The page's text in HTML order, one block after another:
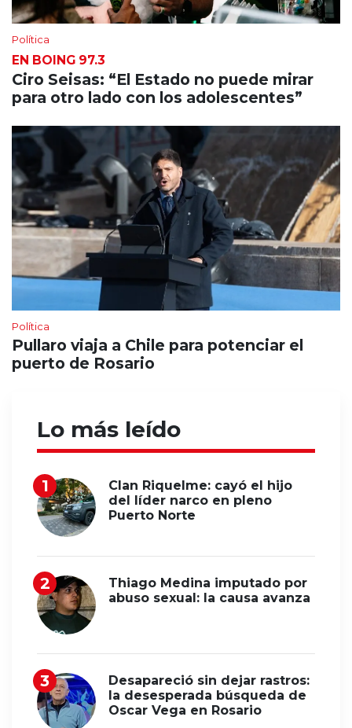
Política
EN BOING 97.3
Ciro Seisas: “El Estado no puede mirar
para otro lado con los adolescentes”
Política
Pullaro viaja a Chile para potenciar el
puerto de Rosario
Lo más leído
Clan Riquelme: cayó el hijo
del líder narco en pleno
Puerto Norte
Thiago Medina imputado por
abuso sexual: la causa avanza
Desapareció sin dejar rastros:
la desesperada búsqueda de
Oscar Vega en Rosario